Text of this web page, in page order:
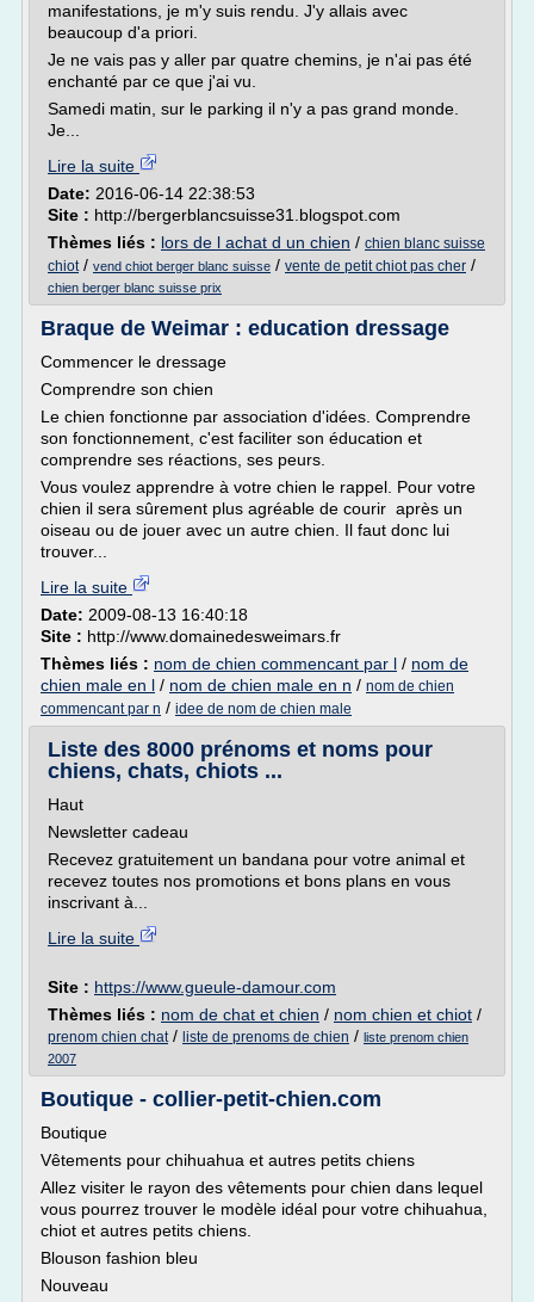
manifestations, je m'y suis rendu. J'y allais avec
beaucoup d'a priori.
Je ne vais pas y aller par quatre chemins, je n'ai pas été
enchanté par ce que j'ai vu.
Samedi matin, sur le parking il n'y a pas grand monde.
Je...
Lire la suite
Date: 2016-06-14 22:38:53
Site : http://bergerblancsuisse31.blogspot.com
Thèmes liés : lors de l achat d un chien / chien blanc suisse
chiot/ vend chiot berger blanc suisse / vente de petit chiot pas cher /
chien berger blanc suisse prix
Braque de Weimar : education dressage
Commencer le dressage
Comprendre son chien
Le chien fonctionne par association d'idées. Comprendre
son fonctionnement, c'est faciliter son éducation et
comprendre ses réactions, ses peurs.
Vous voulez apprendre à votre chien le rappel. Pour votre
chien il sera sûrement plus agréable de courir après un
oiseau ou de jouer avec un autre chien. Il faut donc lui
trouver...
Lire la suite
Date: 2009-08-13 16:40:18
Site : http://www.domainedesweimars.fr
Thèmes liés : nom de chien commencant par l / nom de
chien male en l / nom de chien male en n / nom de chien
commencant par n / idee de nom de chien male
Liste des 8000 prénoms et noms pour
chiens, chats, chiots ...
Haut
Newsletter cadeau
Recevez gratuitement un bandana pour votre animal et
recevez toutes nos promotions et bons plans en vous
inscrivant à...
Lire la suite
Site : https://www.gueule-damour.com
Thèmes liés : nom de chat et chien / nom chien et chiot /
prenom chien chat/ liste de prenoms de chien / liste prenom chien
2007
Boutique - collier-petit-chien.com
Boutique
Vêtements pour chihuahua et autres petits chiens
Allez visiter le rayon des vêtements pour chien dans lequel
vous pourrez trouver le modèle idéal pour votre chihuahua,
chiot et autres petits chiens.
Blouson fashion bleu
Nouveau